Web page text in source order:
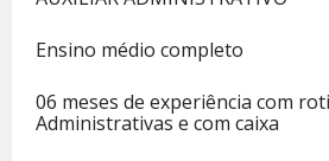
Ensino médio completo
06 meses de experiência com
Administrativas e com caixa